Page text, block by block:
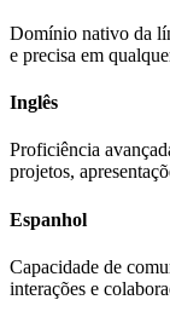
Domínio nativo da
e precisa em
Inglês
Proficiência
projetos,
Espanhol
Capacidade de
interações e